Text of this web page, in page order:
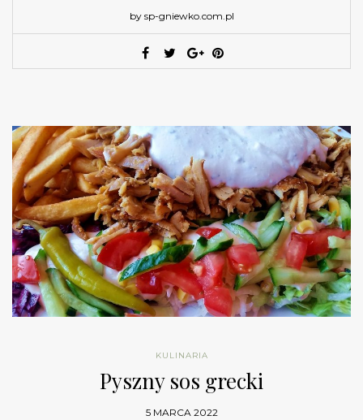
by sp-gniewko.com.pl
KULINARIA
Pyszny sos grecki
5 MARCA 2022